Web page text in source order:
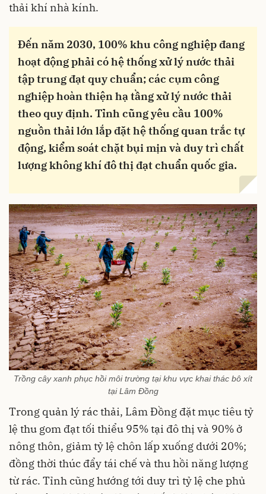
thải khí nhà kính.
Đến năm 2030, 100% khu công nghiệp đang
hoạt động phải có hệ thống xử lý nước thải
tập trung đạt quy chuẩn; các cụm công
nghiệp hoàn thiện hạ tầng xử lý nước thải
theo quy định. Tỉnh cũng yêu cầu 100%
nguồn thải lớn lắp đặt hệ thống quan trắc tự
động, kiểm soát chặt bụi mịn và duy trì chất
lượng không khí đô thị đạt chuẩn quốc gia.
Trồng cây xanh phục hồi môi trường tại khu vực khai thác bô xít
tại Lâm Đồng
Trong quản lý rác thải, Lâm Đồng đặt mục tiêu tỷ
lệ thu gom đạt tối thiểu 95% tại đô thị và 90% ở
nông thôn, giảm tỷ lệ chôn lấp xuống dưới 20%;
đồng thời thúc đẩy tái chế và thu hồi năng lượng
từ rác. Tỉnh cũng hướng tới duy trì tỷ lệ che phủ